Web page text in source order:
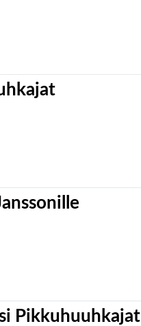
Pikkuhuuhkajat